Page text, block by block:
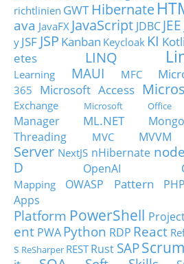
richtlinien GWT Hibernate
ava JavaFX JavaScript JDBC JEE
y JSF JSP Kanban Keycloak KI
etes
LINQ
Learning
MAUI MFC
365
Microsoft Access
Exchange
Microsoft Office
Manager
ML.NET
Threading
MVC MVVM
Server NextJS nHibernate
D
OpenAI
Mapping
OWASP Pattern PHP
Apps
Platform PowerShell
ent PWA Python RDP React
s ReSharper RESTRust SAPScrum